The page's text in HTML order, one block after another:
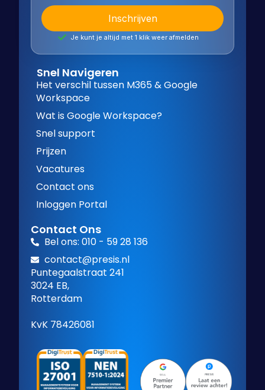
Je kunt je altijd met 1 klik weer afmelden
Snel Navigeren
Het verschil tussen M365 & Google
Workspace
Wat is Google Workspace?
Snel support
Prijzen
Vacatures
Contact ons
Inloggen Portal
Contact Ons
Bel ons: 010 - 59 28 136
contact@presis.nl
Puntegaalstraat 241
3024 EB,
Rotterdam
KvK 78426081